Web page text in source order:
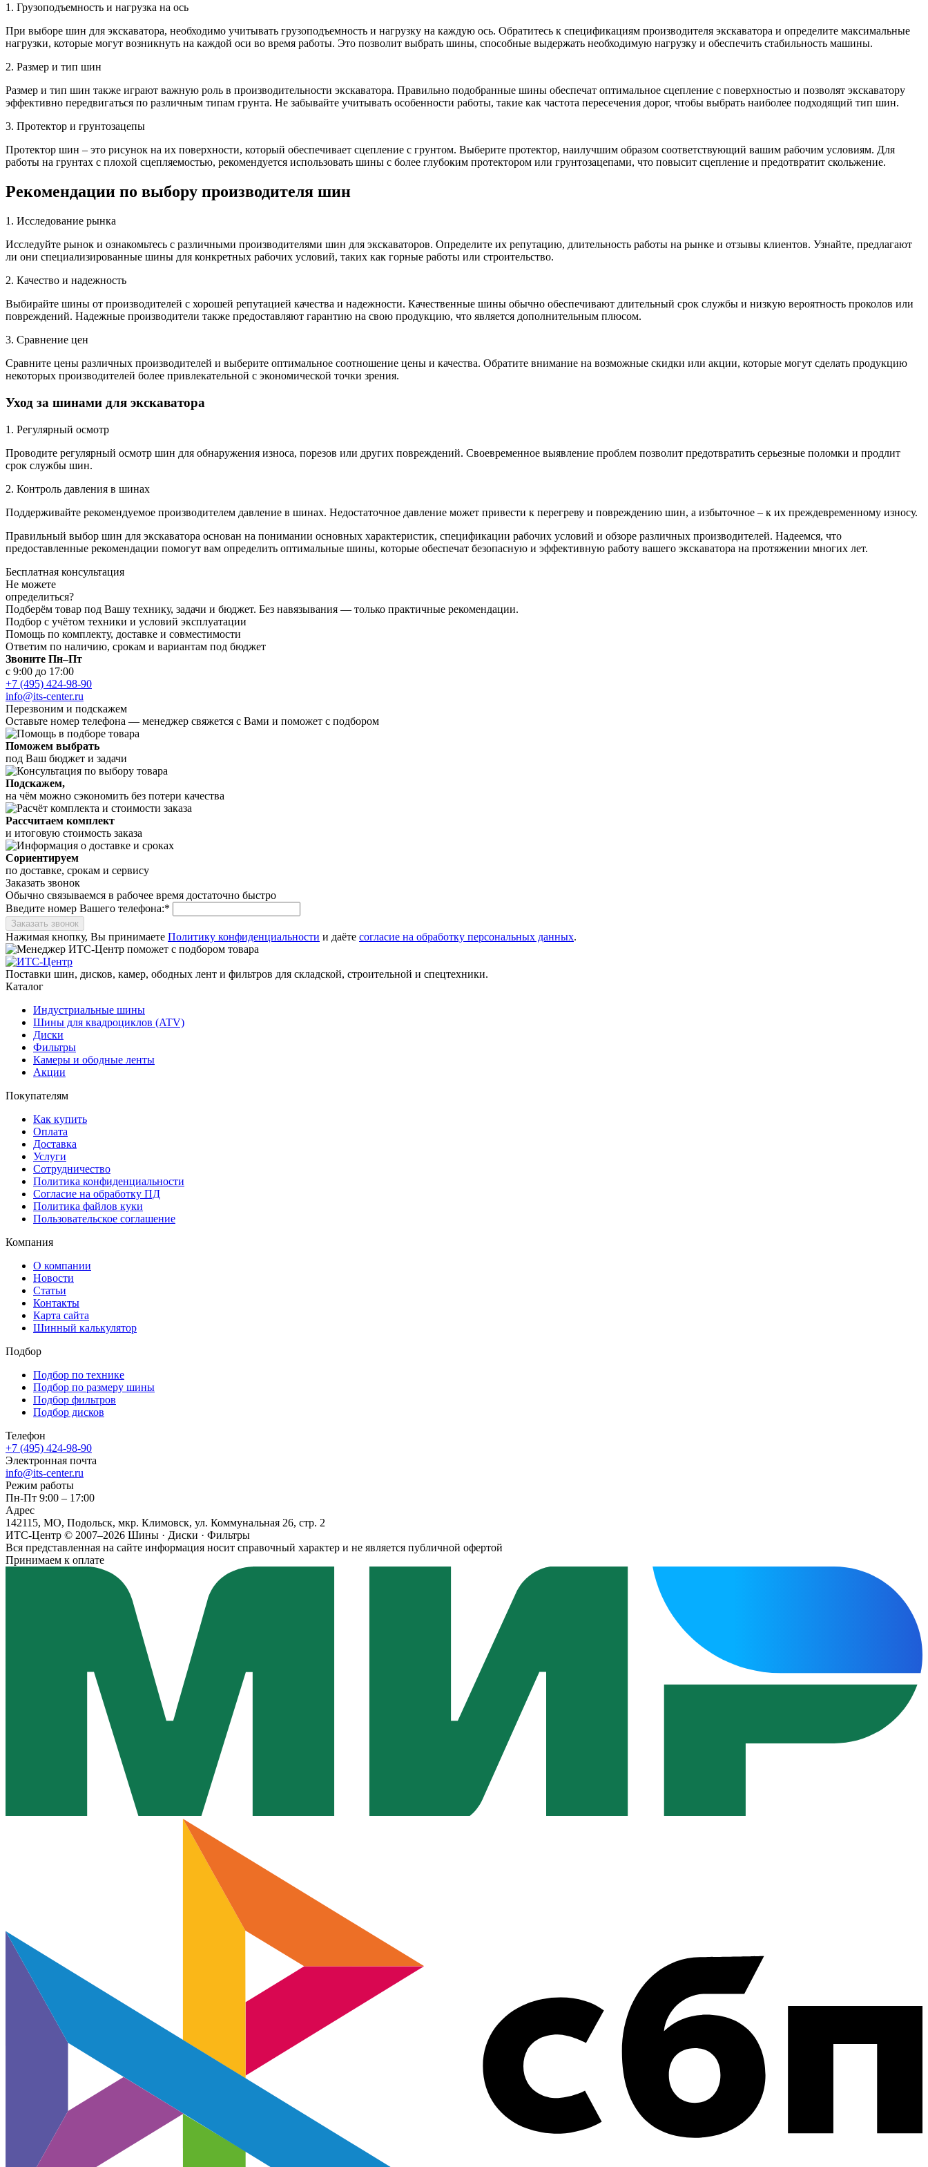
1. Грузоподъемность и нагрузка на ось
При выборе шин для экскаватора, необходимо учитывать грузоподъемность и нагрузку на каждую ось. Обратитесь к спецификациям производителя экскаватора и определите максимальные
нагрузки, которые могут возникнуть на каждой оси во время работы. Это позволит выбрать шины, способные выдержать необходимую нагрузку и обеспечить стабильность машины.
2. Размер и тип шин
Размер и тип шин также играют важную роль в производительности экскаватора. Правильно подобранные шины обеспечат оптимальное сцепление с поверхностью и позволят экскаватору
эффективно передвигаться по различным типам грунта. Не забывайте учитывать особенности работы, такие как частота пересечения дорог, чтобы выбрать наиболее подходящий тип шин.
3. Протектор и грунтозацепы
Протектор шин – это рисунок на их поверхности, который обеспечивает сцепление с грунтом. Выберите протектор, наилучшим образом соответствующий вашим рабочим условиям. Для
работы на грунтах с плохой сцепляемостью, рекомендуется использовать шины с более глубоким протектором или грунтозацепами, что повысит сцепление и предотвратит скольжение.
Рекомендации по выбору производителя шин
1. Исследование рынка
Исследуйте рынок и ознакомьтесь с различными производителями шин для экскаваторов. Определите их репутацию, длительность работы на рынке и отзывы клиентов. Узнайте, предлагают
ли они специализированные шины для конкретных рабочих условий, таких как горные работы или строительство.
2. Качество и надежность
Выбирайте шины от производителей с хорошей репутацией качества и надежности. Качественные шины обычно обеспечивают длительный срок службы и низкую вероятность проколов или
повреждений. Надежные производители также предоставляют гарантию на свою продукцию, что является дополнительным плюсом.
3. Сравнение цен
Сравните цены различных производителей и выберите оптимальное соотношение цены и качества. Обратите внимание на возможные скидки или акции, которые могут сделать продукцию
некоторых производителей более привлекательной с экономической точки зрения.
Уход за шинами для экскаватора
1. Регулярный осмотр
Проводите регулярный осмотр шин для обнаружения износа, порезов или других повреждений. Своевременное выявление проблем позволит предотвратить серьезные поломки и продлит
срок службы шин.
2. Контроль давления в шинах
Поддерживайте рекомендуемое производителем давление в шинах. Недостаточное давление может привести к перегреву и повреждению шин, а избыточное – к их преждевременному износу.
Правильный выбор шин для экскаватора основан на понимании основных характеристик, спецификации рабочих условий и обзоре различных производителей. Надеемся, что
предоставленные рекомендации помогут вам определить оптимальные шины, которые обеспечат безопасную и эффективную работу вашего экскаватора на протяжении многих лет.
Бесплатная консультация
Не можете
определиться?
Подберём товар под Вашу технику, задачи и бюджет. Без навязывания — только практичные рекомендации.
Подбор с учётом техники и условий эксплуатации
Помощь по комплекту, доставке и совместимости
Ответим по наличию, срокам и вариантам под бюджет
Звоните Пн–Пт
с 9:00 до 17:00
+7 (495) 424-98-90
info@its-center.ru
Перезвоним и подскажем
Оставьте номер телефона — менеджер свяжется с Вами и поможет с подбором
Поможем выбрать
под Ваш бюджет и задачи
Подскажем,
на чём можно сэкономить без потери качества
Рассчитаем комплект
и итоговую стоимость заказа
Сориентируем
по доставке, срокам и сервису
Заказать звонок
Обычно связываемся в рабочее время достаточно быстро
Введите номер Вашего телефона:*
Заказать звонок
Нажимая кнопку, Вы принимаете Политику конфиденциальности и даёте согласие на обработку персональных данных.
Поставки шин, дисков, камер, ободных лент и фильтров для складской, строительной и спецтехники.
Каталог
Индустриальные шины
Шины для квадроциклов (ATV)
Диски
Фильтры
Камеры и ободные ленты
Акции
Покупателям
Как купить
Оплата
Доставка
Услуги
Сотрудничество
Политика конфиденциальности
Согласие на обработку ПД
Политика файлов куки
Пользовательское соглашение
Компания
О компании
Новости
Статьи
Контакты
Карта сайта
Шинный калькулятор
Подбор
Подбор по технике
Подбор по размеру шины
Подбор фильтров
Подбор дисков
Телефон
+7 (495) 424-98-90
Электронная почта
info@its-center.ru
Режим работы
Пн-Пт 9:00 – 17:00
Адрес
142115, МО, Подольск, мкр. Климовск, ул. Коммунальная 26, стр. 2
ИТС-Центр © 2007–2026 Шины · Диски · Фильтры
Вся представленная на сайте информация носит справочный характер и не является публичной офертой
Принимаем к оплате